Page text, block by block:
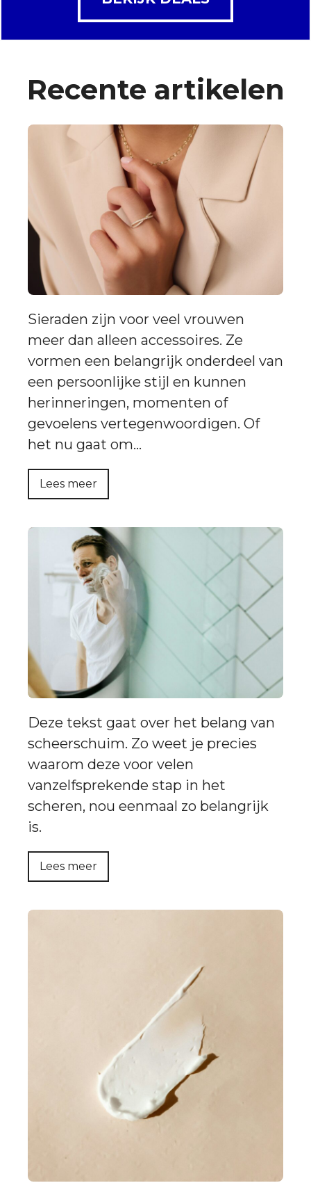
Recente artikelen
Sieraden zijn voor veel vrouwen
meer dan alleen accessoires. Ze
vormen een belangrijk onderdeel van
een persoonlijke stijl en kunnen
herinneringen, momenten of
gevoelens vertegenwoordigen. Of
het nu gaat om…
Lees meer
Deze tekst gaat over het belang van
scheerschuim. Zo weet je precies
waarom deze voor velen
vanzelfsprekende stap in het
scheren, nou eenmaal zo belangrijk
is.
Lees meer